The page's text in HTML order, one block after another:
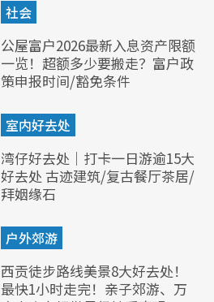
社会
公屋富户2026最新入息资产限额
一览！超额多少要搬走？富户政
策申报时间/豁免条件
室内好去处
湾仔好去处｜打卡一日游逾15大
好去处 古迹建筑/复古餐厅茶居/
拜姻缘石
户外郊游
西贡徒步路线美景8大好去处！
最快1小时走完！亲子郊游、万